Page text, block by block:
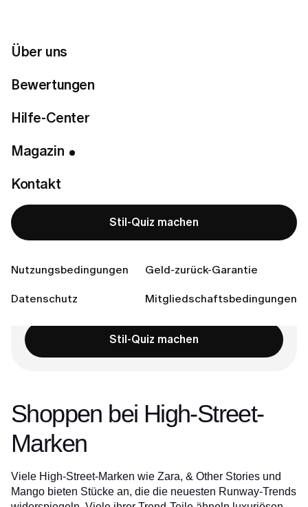
Über uns
Bewertungen
Hilfe-Center
Magazin
Kontakt
Stil-Quiz machen
Nutzungsbedingungen Geld-zurück-Garantie
Datenschutz Mitgliedschaftsbedingungen
Shoppen bei High-Street-
Marken
Viele High-Street-Marken wie Zara, & Other Stories und
Mango bieten Stücke an, die die neuesten Runway-Trends
Investieren Sie in zeitlose Klassiker statt in Trends
Vintage-Shopping
Fokus auf Accessoires
Verbinden Sie sich mit uns
Bereit, Ihren perfekten Stil zu finden?
Stil-Quiz machen